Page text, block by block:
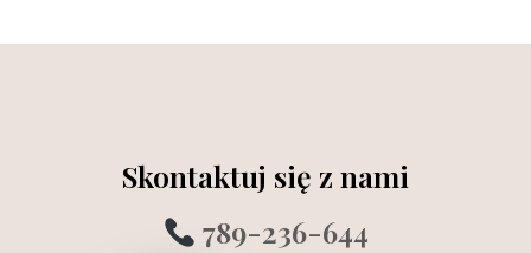
Skontaktuj się z nami
789-236-644